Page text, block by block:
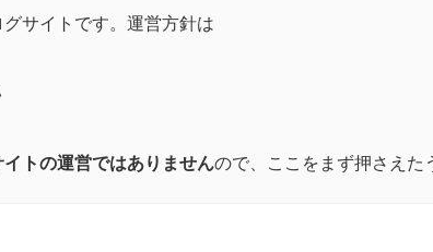
サイトです。運営方針は
トの運営ではありませんので、ここをまず押さえた